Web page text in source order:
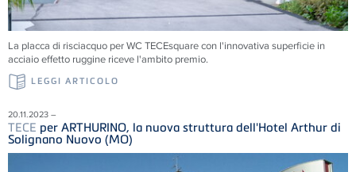
La placca di risciacquo per WC TECEsquare con l'innovativa superficie in
acciaio effetto ruggine riceve l'ambito premio.
LEGGI ARTICOLO
20.11.2023 –
TECE per ARTHURINO, la nuova struttura dell'Hotel Arthur di
Solignano Nuovo (MO)